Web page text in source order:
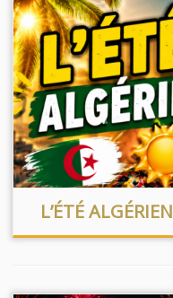
L’ÉTÉ ALGÉRIEN